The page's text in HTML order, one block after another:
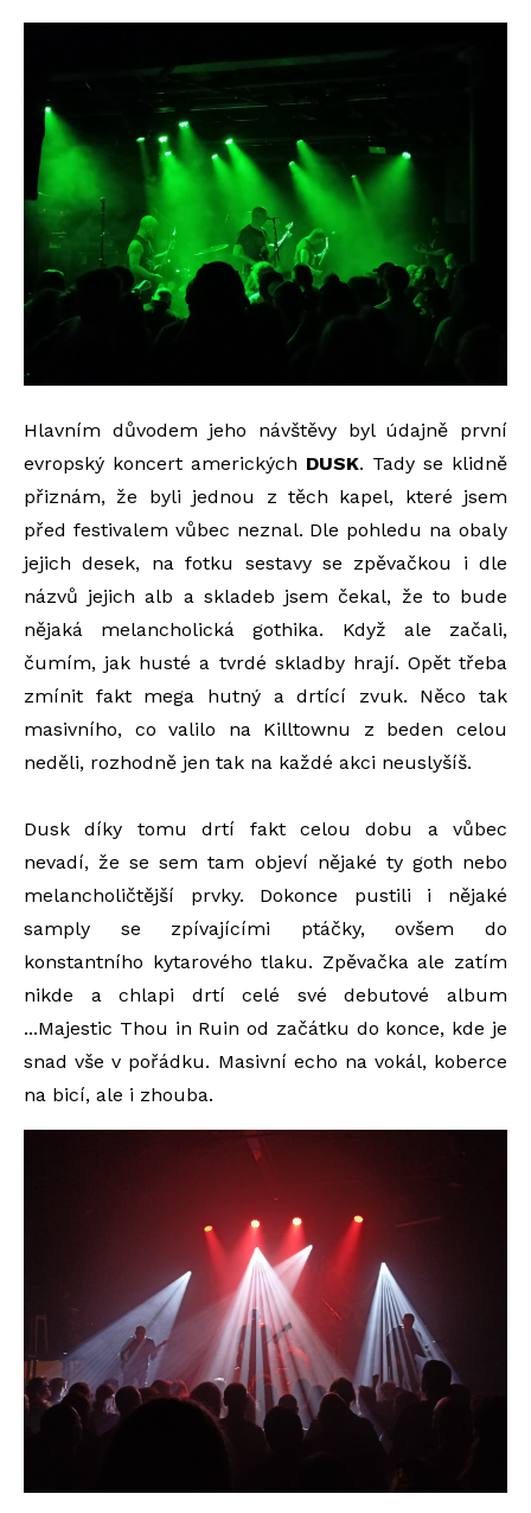
Hlavním důvodem jeho návštěvy byl údajně první
evropský koncert amerických DUSK. Tady se klidně
přiznám, že byli jednou z těch kapel, které jsem
před festivalem vůbec neznal. Dle pohledu na obaly
jejich desek, na fotku sestavy se zpěvačkou i dle
názvů jejich alb a skladeb jsem čekal, že to bude
nějaká melancholická gothika. Když ale začali,
čumím, jak husté a tvrdé skladby hrají. Opět třeba
zmínit fakt mega hutný a drtící zvuk. Něco tak
masivního, co valilo na Killtownu z beden celou
neděli, rozhodně jen tak na každé akci neuslyšíš.
Dusk díky tomu drtí fakt celou dobu a vůbec
nevadí, že se sem tam objeví nějaké ty goth nebo
melancholičtější prvky. Dokonce pustili i nějaké
samply se zpívajícími ptáčky, ovšem do
konstantního kytarového tlaku. Zpěvačka ale zatím
nikde a chlapi drtí celé své debutové album
...Majestic Thou in Ruin od začátku do konce, kde je
snad vše v pořádku. Masivní echo na vokál, koberce
na bicí, ale i zhouba.